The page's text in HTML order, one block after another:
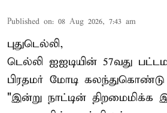
Published on: 08 Aug 2026, 7:43 am
புதுடெல்லி,
டெல்லி ஐஐடியின் 57வது
பிரதமர் மோடி கலந்துகொண்டு
"இன்று நாட்டின் திறமைமிக்க